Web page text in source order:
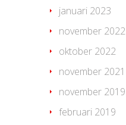
januari 2023
november 2022
oktober 2022
november 2021
november 2019
februari 2019